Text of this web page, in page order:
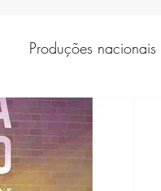
Produções nacionais